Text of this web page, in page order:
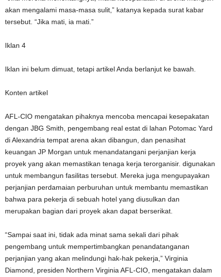
akan mengalami masa-masa sulit,” katanya kepada surat kabar
tersebut. “Jika mati, ia mati.”
Iklan 4
Iklan ini belum dimuat, tetapi artikel Anda berlanjut ke bawah.
Konten artikel
AFL-CIO mengatakan pihaknya mencoba mencapai kesepakatan
dengan JBG Smith, pengembang real estat di lahan Potomac Yard
di Alexandria tempat arena akan dibangun, dan penasihat
keuangan JP Morgan untuk menandatangani perjanjian kerja
proyek yang akan memastikan tenaga kerja terorganisir. digunakan
untuk membangun fasilitas tersebut. Mereka juga mengupayakan
perjanjian perdamaian perburuhan untuk membantu memastikan
bahwa para pekerja di sebuah hotel yang diusulkan dan
merupakan bagian dari proyek akan dapat berserikat.
“Sampai saat ini, tidak ada minat sama sekali dari pihak
pengembang untuk mempertimbangkan penandatanganan
perjanjian yang akan melindungi hak-hak pekerja,” Virginia
Diamond, presiden Northern Virginia AFL-CIO, mengatakan dalam